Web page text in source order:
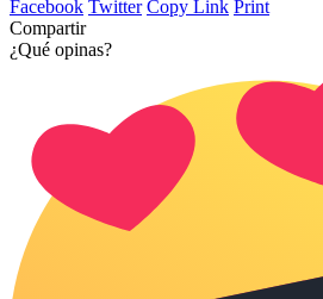
Facebook Twitter Copy Link Print
Compartir
¿Qué opinas?